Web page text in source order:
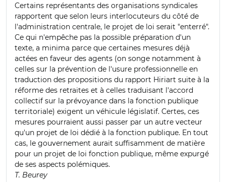
Certains représentants des organisations syndicales
rapportent que selon leurs interlocuteurs du côté de
l'administration centrale, le projet de loi serait "enterré".
Ce qui n'empêche pas la possible préparation d'un
texte, a minima parce que certaines mesures déjà
actées en faveur des agents (on songe notamment à
celles sur la prévention de l'usure professionnelle en
traduction des propositions du rapport Hiriart suite à la
réforme des retraites et à celles traduisant l'accord
collectif sur la prévoyance dans la fonction publique
territoriale) exigent un véhicule législatif. Certes, ces
mesures pourraient aussi passer par un autre vecteur
qu'un projet de loi dédié à la fonction publique. En tout
cas, le gouvernement aurait suffisamment de matière
pour un projet de loi fonction publique, même expurgé
de ses aspects polémiques.
T. Beurey